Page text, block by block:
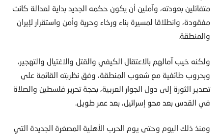
متفائلين بعودته، وآملين أن يكون حكمه الجديد بداية لعدالة كانت
مفقودة، وانطلاقا لمسيرة بناء ورخاء وحرية وأمن واستقرار لإيران
والمنطقة.
ولكنه خيب آمالهم بالاعتقال الكيفي والقتل والاغتيال والتهجير،
وبحروب طائفية مع شعوب المنطقة، وفق نظريته القائمة على
تصدير الثورة إلى دول الجوار العربية، بحجة تحرير فلسطين والصلاة
في القدس بعد محو إسرائيل، بعد عمر طويل.
ومنذ ذلك اليوم وحتى يوم الحرب الأهلية المصغرة الجديدة التي